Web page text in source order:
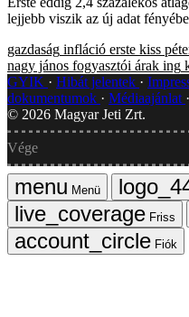
lejjebb viszik az új adat
gazdaság infláció erste kiss
nagy jános fogyasztói árak ing
GYIK
Hibát jelentek
dokumentumok
Médiaajánlat
© 2026 Magyar Jeti Zrt.
Vége
Menü
Friss
Fiók